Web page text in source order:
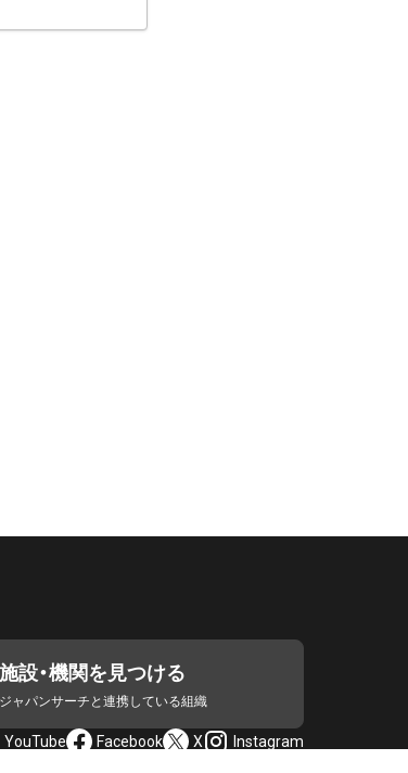
施設・機関を見つける
ジャパンサーチと連携している組織
YouTube Facebook X Instagram